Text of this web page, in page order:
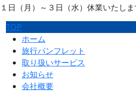
１日（月）～３日（水）休業いたしま
TOP
ホーム
旅行パンフレット
取り扱いサービス
お知らせ
会社概要